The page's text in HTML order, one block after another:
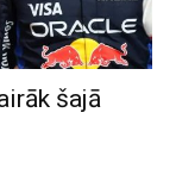
šajā